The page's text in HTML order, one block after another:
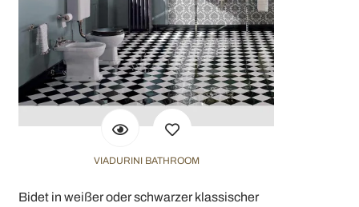
VIADURINI BATHROOM
Bidet in weißer oder schwarzer klassischer